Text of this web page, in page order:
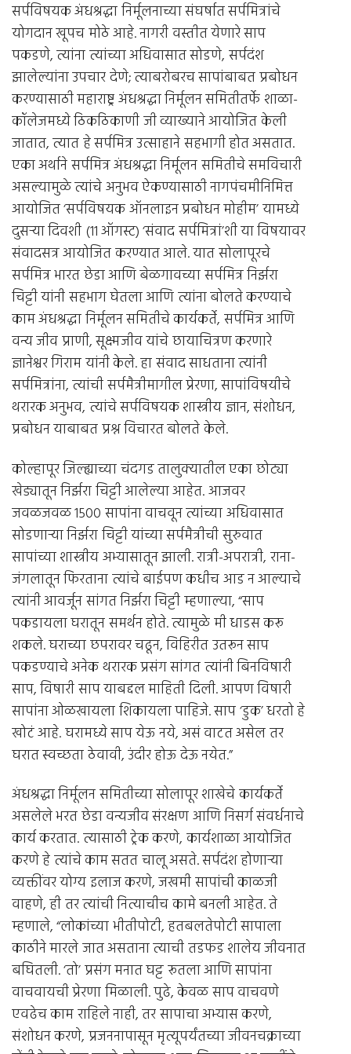
सर्पविषयक अंधश्रद्धा निर्मूलनाच्या संघर्षात सर्पमित्रांचे
योगदान खूपच मोठे आहे. नागरी वस्तीत येणारे साप
पकडणे, त्यांना त्यांच्या अधिवासात सोडणे, सर्पदंश
झालेल्यांना उपचार देणे; त्याबरोबरच सापांबाबत प्रबोधन
करण्यासाठी महाराष्ट्र अंधश्रद्धा निर्मूलन समितीतर्फे शाळा-
कॉलेजमध्ये ठिकठिकाणी जी व्याख्याने आयोजित केली
जातात, त्यात हे सर्पमित्र उत्साहाने सहभागी होत असतात.
एका अर्थाने सर्पमित्र अंधश्रद्धा निर्मूलन समितीचे समविचारी
असल्यामुळे त्यांचे अनुभव ऐकण्यासाठी नागपंचमीनिमित्त
आयोजित ‘सर्पविषयक ऑनलाइन प्रबोधन मोहीम’ यामध्ये
दुसर्‍या दिवशी (11 ऑगस्ट) ‘संवाद सर्पमित्रां’शी या विषयावर
संवादसत्र आयोजित करण्यात आले. यात सोलापूरचे
सर्पमित्र भारत छेडा आणि बेळगावच्या सर्पमित्र निर्झरा
चिट्टी यांनी सहभाग घेतला आणि त्यांना बोलते करण्याचे
काम अंधश्रद्धा निर्मूलन समितीचे कार्यकर्ते, सर्पमित्र आणि
वन्य जीव प्राणी, सूक्ष्मजीव यांचे छायाचित्रण करणारे
ज्ञानेश्वर गिराम यांनी केले. हा संवाद साधताना त्यांनी
सर्पमित्रांना, त्यांची सर्पमैत्रीमागील प्रेरणा, सापांविषयीचे
थरारक अनुभव, त्यांचे सर्पविषयक शास्त्रीय ज्ञान, संशोधन,
प्रबोधन याबाबत प्रश्न विचारत बोलते केले.
कोल्हापूर जिल्ह्याच्या चंदगड तालुक्यातील एका छोट्या
खेड्यातून निर्झरा चिट्टी आलेल्या आहेत. आजवर
जवळजवळ 1500 सापांना वाचवून त्यांच्या अधिवासात
सोडणार्‍या निर्झरा चिट्टी यांच्या सर्पमैत्रीची सुरुवात
सापांच्या शास्त्रीय अभ्यासातून झाली. रात्री-अपरात्री, राना-
जंगलातून फिरताना त्यांचे बाईपण कधीच आड न आल्याचे
त्यांनी आवर्जून सांगत निर्झरा चिट्टी म्हणाल्या, “साप
पकडायला घरातून समर्थन होते. त्यामुळे मी धाडस करू
शकले. घराच्या छपरावर चढून, विहिरीत उतरून साप
पकडण्याचे अनेक थरारक प्रसंग सांगत त्यांनी बिनविषारी
साप, विषारी साप याबद्दल माहिती दिली. आपण विषारी
सापांना ओळखायला शिकायला पाहिजे. साप ‘डुक’ धरतो हे
खोटं आहे. घरामध्ये साप येऊ नये, असं वाटत असेल तर
घरात स्वच्छता ठेवावी, उंदीर होऊ देऊ नयेत.”
अंधश्रद्धा निर्मूलन समितीच्या सोलापूर शाखेचे कार्यकर्ते
असलेले भरत छेडा वन्यजीव संरक्षण आणि निसर्ग संवर्धनाचे
कार्य करतात. त्यासाठी ट्रेक करणे, कार्यशाळा आयोजित
करणे हे त्यांचे काम सतत चालू असते. सर्पदंश होणार्‍या
व्यक्तींवर योग्य इलाज करणे, जखमी सापांची काळजी
वाहणे, ही तर त्यांची नित्याचीच कामे बनली आहेत. ते
म्हणाले, “लोकांच्या भीतीपोटी, हतबलतेपोटी सापाला
काठीने मारले जात असताना त्याची तडफड शालेय जीवनात
बघितली. ‘तो’ प्रसंग मनात घट्ट रूतला आणि सापांना
वाचवायची प्रेरणा मिळाली. पुढे, केवळ साप वाचवणे
एवढेच काम राहिले नाही, तर सापाचा अभ्यास करणे,
संशोधन करणे, प्रजननापासून मृत्यूपर्यंतच्या जीवनचक्राच्या